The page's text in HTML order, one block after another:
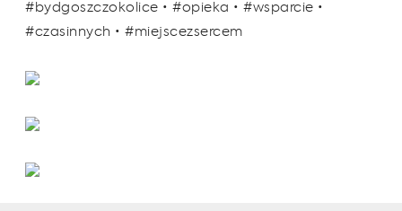
#bydgoszczokolice • #opieka • #wsparcie •
#czasinnych • #miejscezsercem